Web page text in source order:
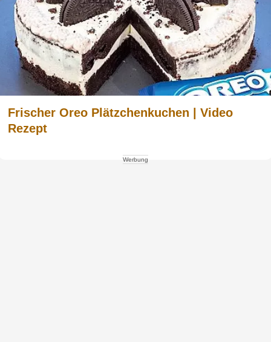
Frischer Oreo Plätzchenkuchen | Video
Rezept
Werbung